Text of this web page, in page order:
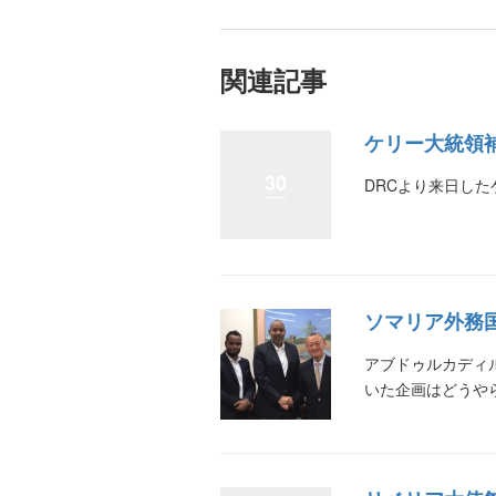
関連記事
ケリー大統領
DRCより来日し
ソマリア外
アブドゥルカディ
いた企画はどう